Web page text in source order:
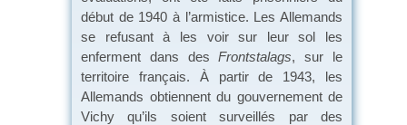
début de 1940 à l’armistice. Les Allemands
se refusant à les voir sur leur sol les
enferment dans desFrontstalags, sur le
territoire français. À partir de 1943, les
Allemands obtiennent du gouvernement de
Vichy qu’ils soient surveillés par des